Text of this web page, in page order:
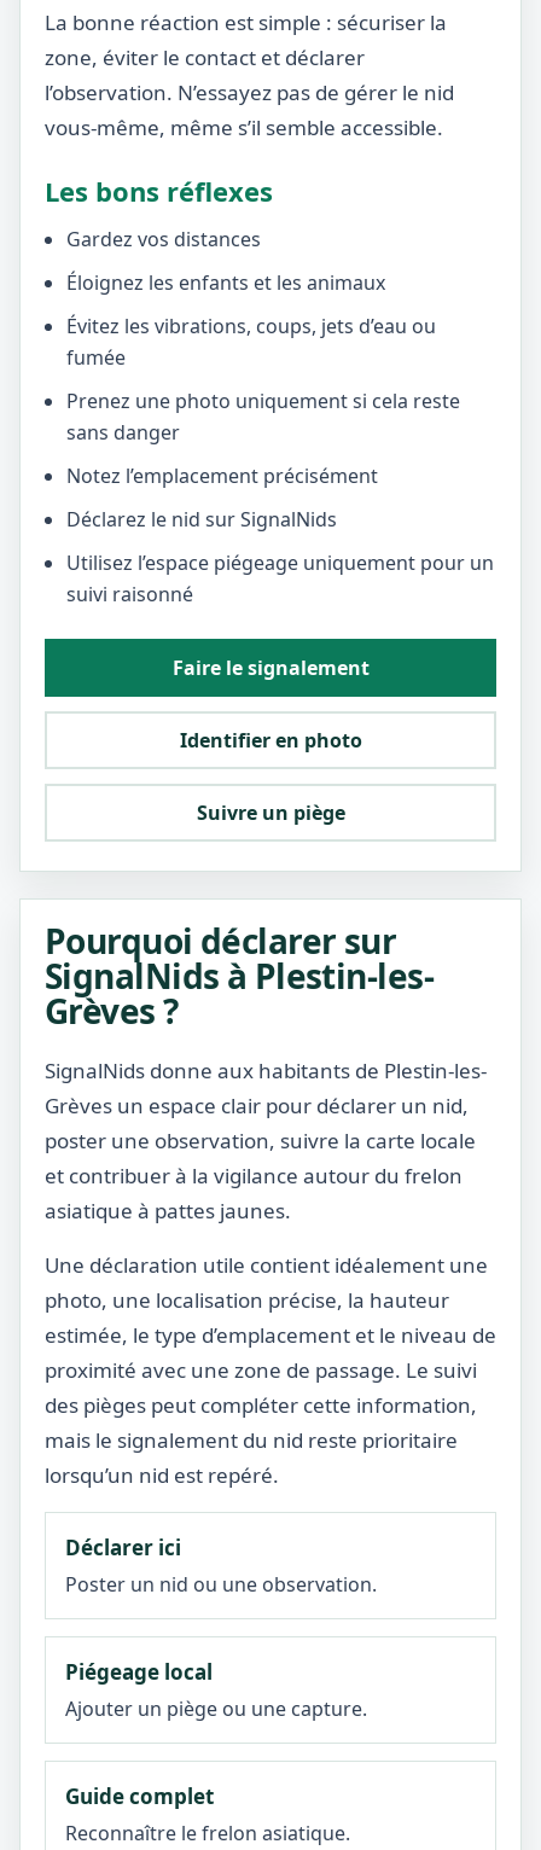
La bonne réaction est simple : sécuriser la
zone, éviter le contact et déclarer
l’observation. N’essayez pas de gérer le nid
vous-même, même s’il semble accessible.
Les bons réflexes
Gardez vos distances
Éloignez les enfants et les animaux
Évitez les vibrations, coups, jets d’eau ou
fumée
Prenez une photo uniquement si cela reste
sans danger
Notez l’emplacement précisément
Déclarez le nid sur SignalNids
Utilisez l’espace piégeage uniquement pour un
suivi raisonné
Faire le signalement
Identifier en photo
Suivre un piège
Pourquoi déclarer sur
SignalNids à Plestin-les-
Grèves ?
SignalNids donne aux habitants de Plestin-les-
Grèves un espace clair pour déclarer un nid,
poster une observation, suivre la carte locale
et contribuer à la vigilance autour du frelon
asiatique à pattes jaunes.
Une déclaration utile contient idéalement une
photo, une localisation précise, la hauteur
estimée, le type d’emplacement et le niveau de
proximité avec une zone de passage. Le suivi
des pièges peut compléter cette information,
mais le signalement du nid reste prioritaire
lorsqu’un nid est repéré.
Déclarer ici
Poster un nid ou une observation.
Piégeage local
Ajouter un piège ou une capture.
Guide complet
Reconnaître le frelon asiatique.